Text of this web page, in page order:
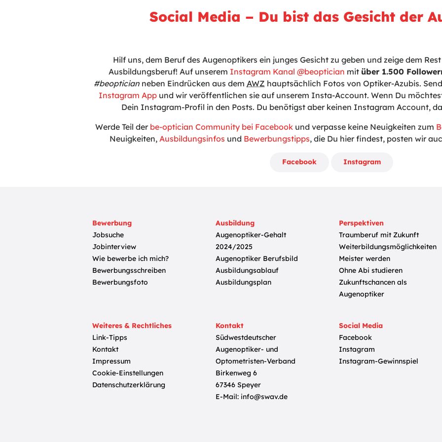
Social Media – Du bist das Gesicht der
Hilf uns, dem Beruf des Augenoptikers ein junges Gesicht zu geben und zeige dem
Ausbildungsberuf! Auf unserem Instagram Kanal @beoptician mit über 1.500
#beoptician neben Eindrücken aus dem AWZ hauptsächlich Fotos von Optiker-Azubis.
Instagram App und wir veröffentlichen sie auf unserem Insta-Account. Wenn Du
Dein Instagram-Profil in den Posts. Du benötigst aber keinen Instagram Account,
Werde Teil der be-optician Community bei Facebook und verpasse keine Neuigkeiten zum
Neuigkeiten, Ausbildungsinfos und Bewerbungstipps, die Du hier findest, posten wir
Facebook Instagram
Bewerbung
Jobsuche
Jobinterview
Wie bewerbe ich mich?
Bewerbungsschreiben
Bewerbungsfoto
Ausbildung
Augenoptiker-Gehalt
2024/2025
Augenoptiker Berufsbild
Ausbildungsablauf
Ausbildungsplan
Perspektiven
Traumberuf mit Zukunft
Weiterbildungsmöglichkeiten
Meister werden
Ohne Abi studieren
Zukunftschancen als
Augenoptiker
Weiteres & Rechtliches
Link-Tipps
Kontakt
Impressum
Cookie-Einstellungen
Datenschutzerklärung
Kontakt
Südwestdeutscher
Augenoptiker- und
Optometristen-Verband
Birkenweg 6
67346 Speyer
E-Mail: info@swav.de
Social Media
Facebook
Instagram
Instagram-Gewinnspiel